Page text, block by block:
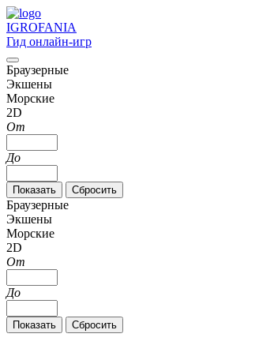
IGROFANIA
Гид онлайн-игр
Браузерные
Экшены
Морские
2D
От
До
Браузерные
Экшены
Морские
2D
От
До